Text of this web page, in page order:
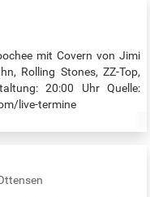
mit Covern von Jimi
Rolling Stones, ZZ-Top,
20:00 Uhr Quelle:
live-termine